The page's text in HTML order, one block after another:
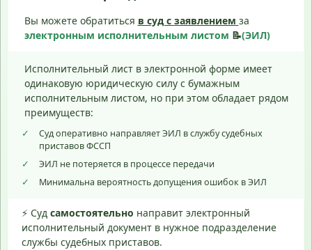
Вы можете обратиться в суд с заявлением за
электронным исполнительным листом 📝(ЭИЛ)
Исполнительный лист в электронной форме имеет
одинаковую юридическую силу с бумажным
исполнительным листом, но при этом обладает рядом
преимуществ:
✓
Суд оперативно направляет ЭИЛ в службу судебных
приставов ФССП
✓
ЭИЛ не потеряется в процессе передачи
✓
Минимальна вероятность допущения ошибок в ЭИЛ
⚡ Суд самостоятельно направит электронный
исполнительный документ в нужное подразделение
службы судебных приставов.